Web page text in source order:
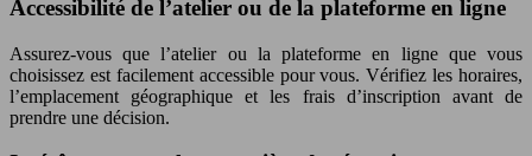
Accessibilité de l’atelier ou de la plateforme en ligne
Assurez-vous que l’atelier ou la plateforme en ligne que vous
choisissez est facilement accessible pour vous. Vérifiez les horaires,
l’emplacement géographique et les frais d’inscription avant de
prendre une décision.